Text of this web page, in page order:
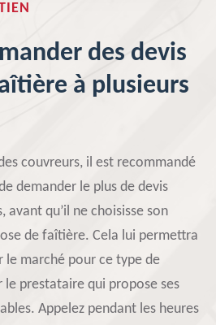
des devis
à plusieurs
couvreurs, il est recommandé
demander le plus de devis
avant qu’il ne choisisse son
de faîtière. Cela lui permettra
le marché pour ce type de
prestataire qui propose ses
Appelez pendant les heures